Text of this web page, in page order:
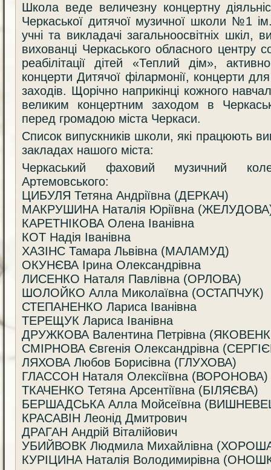
Школа веде величезну концертну
Черкаської дитячої музичної школи №1
учні та викладачі загальноосвітніх шкіл,
вихованці Черкаського обласного центру
реабілітації дітей «Теплий дім»,
концерти Дитячої філармонії, концерти
заходів. Щорічно наприкінці кожного
великим концертним заходом в
перед громадою міста Черкаси.
Список випускників школи, які працюють
закладах нашого міста:
Черкаський фаховий музичний
Артемовського:
ЦИБУЛЯ Тетяна Андріївна (ДЕРКАЧ)
МАКРУШИНА Наталія Юріївна
КАРЕТНІКОВА Олена Іванівна
КОТ Надія Іванівна
ХАЗІНС Тамара Львівна (МАЛАМУД)
ОКУНЄВА Ірина Олександрівна
ЛИСЕНКО Наталя Павлівна (ОРЛОВА)
ШОЛОЙКО Алла Миколаївна (ОСТАПЧУК)
СТЕПАНЕНКО Лариса Іванівна
ТЕРЕЩУК Лариса Іванівна
ДРУЖКОВА Валентина Петрівна
СМІРНОВА Євгенія Олександрівна
ЛЯХОВА Любов Борисівна (ГЛУХОВА)
ГЛАССОН Наталя Олексіївна (ВОРОНОВА)
ТКАЧЕНКО Тетяна Арсентіївна (БІЛЯЄВА)
БЕРШАДСЬКА Алла Мойсеївна
КРАСАВІН Леонід Дмитрович
ДРАГАН Андрій Віталійович
УБИЙВОВК Людмила Михайлівна
КУРІЦИНА Наталія Володимирівна